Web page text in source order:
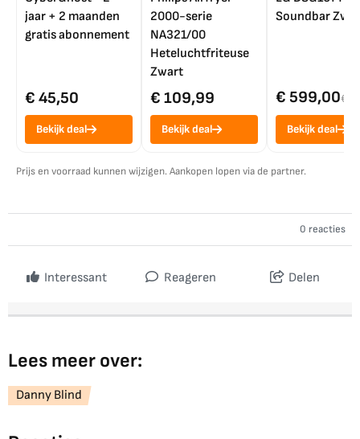
jaar + 2 maanden
gratis abonnement
€ 45,50
Bekijk deal
2000-serie
NA321/00
Heteluchtfriteuse
Zwart
€ 109,99
Bekijk deal
Soundbar
€ 599,00€
Bekijk deal
Prijs en voorraad kunnen wijzigen. Aankopen lopen via de partner.
0 reacties
Interessant Reageren Delen
Lees meer over:
Danny Blind